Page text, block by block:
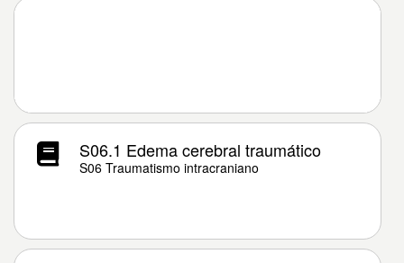
S06.1 Edema cerebral traumático
S06 Traumatismo intracraniano